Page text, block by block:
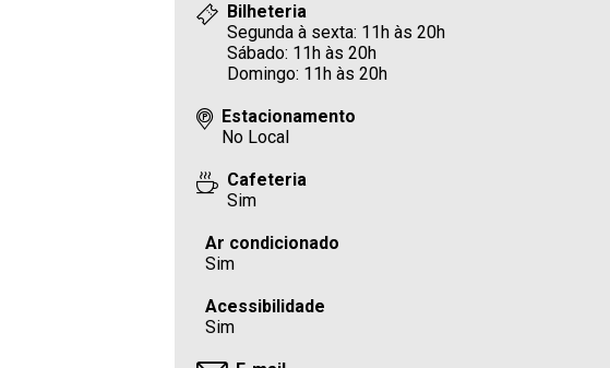
Bilheteria
Segunda à sexta: 11h às 20h
Sábado: 11h às 20h
Domingo: 11h às 20h
Estacionamento
No Local
Cafeteria
Sim
Ar condicionado
Sim
Acessibilidade
Sim